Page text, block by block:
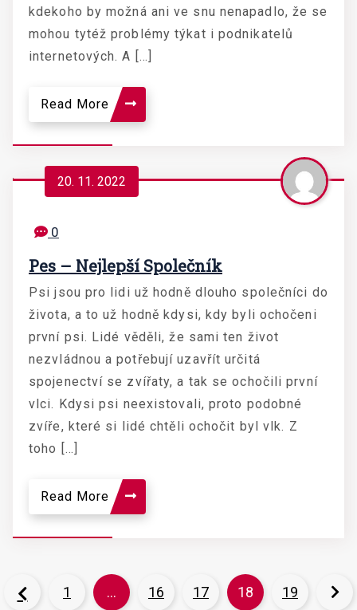
kdekoho by možná ani ve snu nenapadlo, že se
mohou tytéž problémy týkat i podnikatelů
internetových. A […]
Read More
20. 11. 2022
0
Pes – Nejlepší Společník
Psi jsou pro lidi už hodně dlouho společníci do
života, a to už hodně kdysi, kdy byli ochočeni
první psi. Lidé věděli, že sami ten život
nezvládnou a potřebují uzavřít určitá
spojenectví se zvířaty, a tak se ochočili první
vlci. Kdysi psi neexistovali, proto podobné
zvíře, které si lidé chtěli ochočit byl vlk. Z
toho […]
Read More
1 … 16 17 18 19